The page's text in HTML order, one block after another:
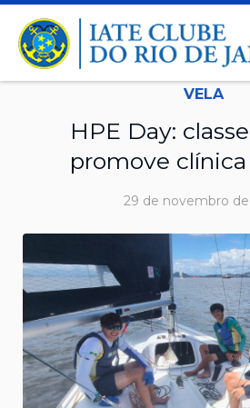
VELA
HPE Day:
promove clínica
29 de novembro